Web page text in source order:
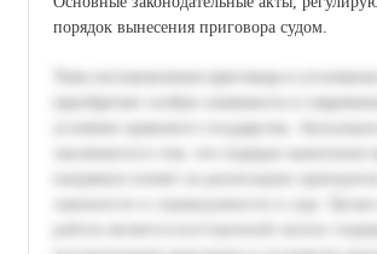
порядок вынесения приговора судом.